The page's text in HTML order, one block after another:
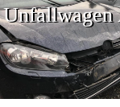
Unfallwagen